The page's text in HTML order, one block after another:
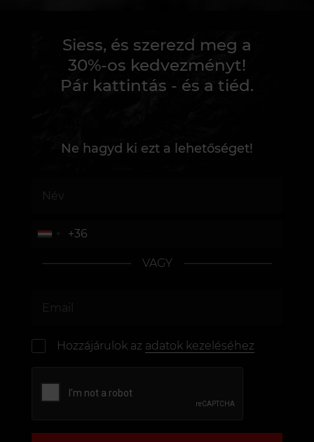
Siess, és szerezd meg a
30%-os kedvezményt!
Pár kattintás - és a tiéd.
Ne hagyd ki ezt a lehetőséget!
VAGY
Hozzájárulok az adatok kezeléséhez